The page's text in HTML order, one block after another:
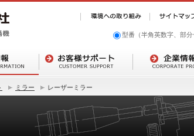
型番（半角英数字、部分
ミラー レーザーミラー